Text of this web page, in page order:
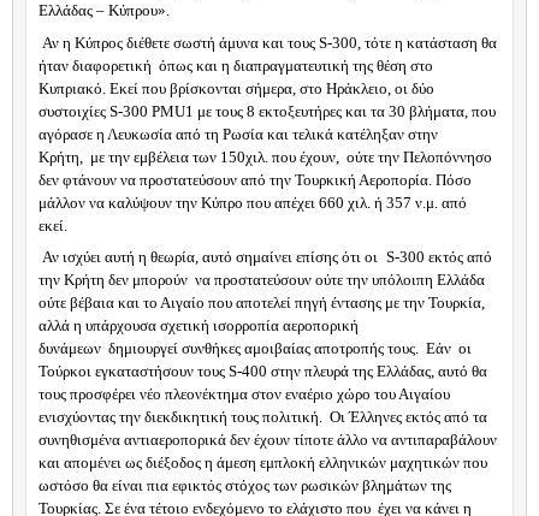
Ελλάδας – Κύπρου».
Αν η Κύπρος διέθετε σωστή άμυνα και τους S-300, τότε η κατάσταση θα
ήταν διαφορετική όπως και η διαπραγματευτική της θέση στο
Κυπριακό. Εκεί που βρίσκονται σήμερα, στο Ηράκλειο, οι δύο
συστοιχίες S-300 PMU1 με τους 8 εκτοξευτήρες και τα 30 βλήματα, που
αγόρασε η Λευκωσία από τη Ρωσία και τελικά κατέληξαν στην
Κρήτη,
με την εμβέλεια των 150χιλ. που έχουν, ούτε την Πελοπόννησο
δεν φτάνουν να προστατεύσουν από την Τουρκική Αεροπορία. Πόσο
μάλλον να καλύψουν την Κύπρο που απέχει 660 χιλ. ή 357 ν.μ. από
εκεί.
Αν ισχύει αυτή η θεωρία, αυτό σημαίνει επίσης ότι οι S-300 εκτός από
την Κρήτη δεν μπορούν να προστατεύσουν ούτε την υπόλοιπη Ελλάδα
ούτε βέβαια και το Αιγαίο που αποτελεί πηγή έντασης με την Τουρκία,
αλλά η υπάρχουσα σχετική ισορροπία αεροπορική
δυνάμεων δημιουργεί συνθήκες αμοιβαίας αποτροπής τους. Εάν οι
Τούρκοι εγκαταστήσουν τους S-400 στην πλευρά της Ελλάδας, αυτό θα
τους προσφέρει νέο πλεονέκτημα στον εναέριο χώρο του Αιγαίου
ενισχύοντας την διεκδικητική τους πολιτική. Οι Έλληνες εκτός από τα
συνηθισμένα αντιαεροπορικά δεν έχουν τίποτε άλλο να αντιπαραβάλουν
και απομένει ως διέξοδος η άμεση εμπλοκή ελληνικών μαχητικών που
ωστόσο θα είναι πια εφικτός στόχος των ρωσικών βλημάτων της
Τουρκίας. Σε ένα τέτοιο ενδεχόμενο το ελάχιστο που έχει να κάνει η